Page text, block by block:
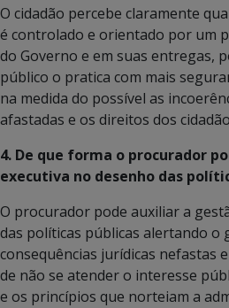
O cidadão percebe claramente
é controlado e orientado por um
do Governo e em suas entregas,
público o pratica com mais
na medida do possível as
afastadas e os direitos dos
4. De que forma o procurador
executiva no desenho das
O procurador pode auxiliar a
das políticas públicas alertando o
consequências jurídicas nefastas
de não se atender o interesse
e os princípios que norteiam a